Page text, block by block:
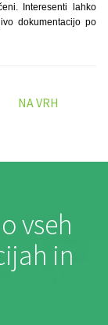
Interesenti lahko
dokumentacijo po
NA VRH
o vseh
in